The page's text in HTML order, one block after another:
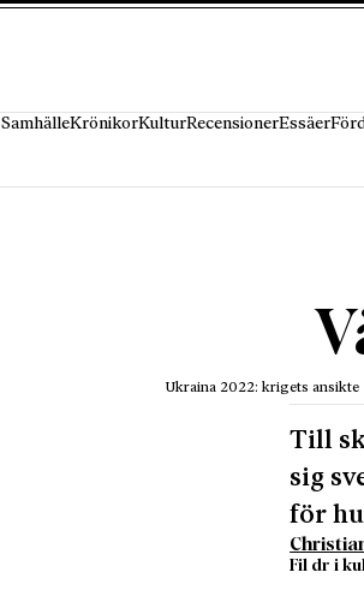
SamhälleKrönikorKulturRecensionerEssäer
Ukraina 2022: krigets ansikte
Till
sig
för
Fil dr i